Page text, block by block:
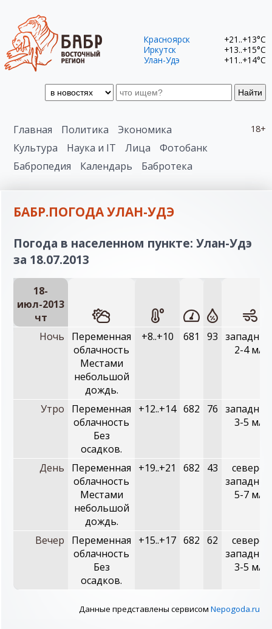
Найти
Красноярск
+21..+13°C
Иркутск
+13..+15°C
Улан-Удэ
+11..+14°C
18+
Главная Политика
Экономика
Культура
Наука и IT Лица
Фотобанк
Бабропедия
Календарь Бабротека
БАБР.ПОГОДА УЛАН-УДЭ
Погода в населенном пункте: Улан-Удэ
за 18.07.2013
18-
июл-2013
чт
Ночь
Переменная
облачность
Местами
небольшой
дождь.
+8..+10 681 93
2-4 м/с
Утро
Переменная
облачность
Без
осадков.
+12..+14 682 76
3-5 м/с
День
Переменная
облачность
Местами
небольшой
дождь.
+19..+21 682 43
северо-
5-7 м/с
Вечер
Переменная
облачность
Без
осадков.
+15..+17 682 62
северо-
3-5 м/с
Данные представлены сервисом Nepogoda.ru